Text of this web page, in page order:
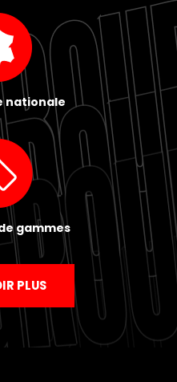
nationale
gammes
PLUS